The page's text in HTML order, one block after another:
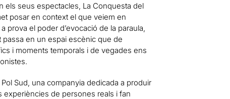
els seus espectacles, La Conquesta del
posar en context el que veiem en
prova el poder d’evocació de la paraula,
en un espai escènic que de
i moments temporals i de vegades ens
Sud, una companyia dedicada a produir
de persones reals i fan